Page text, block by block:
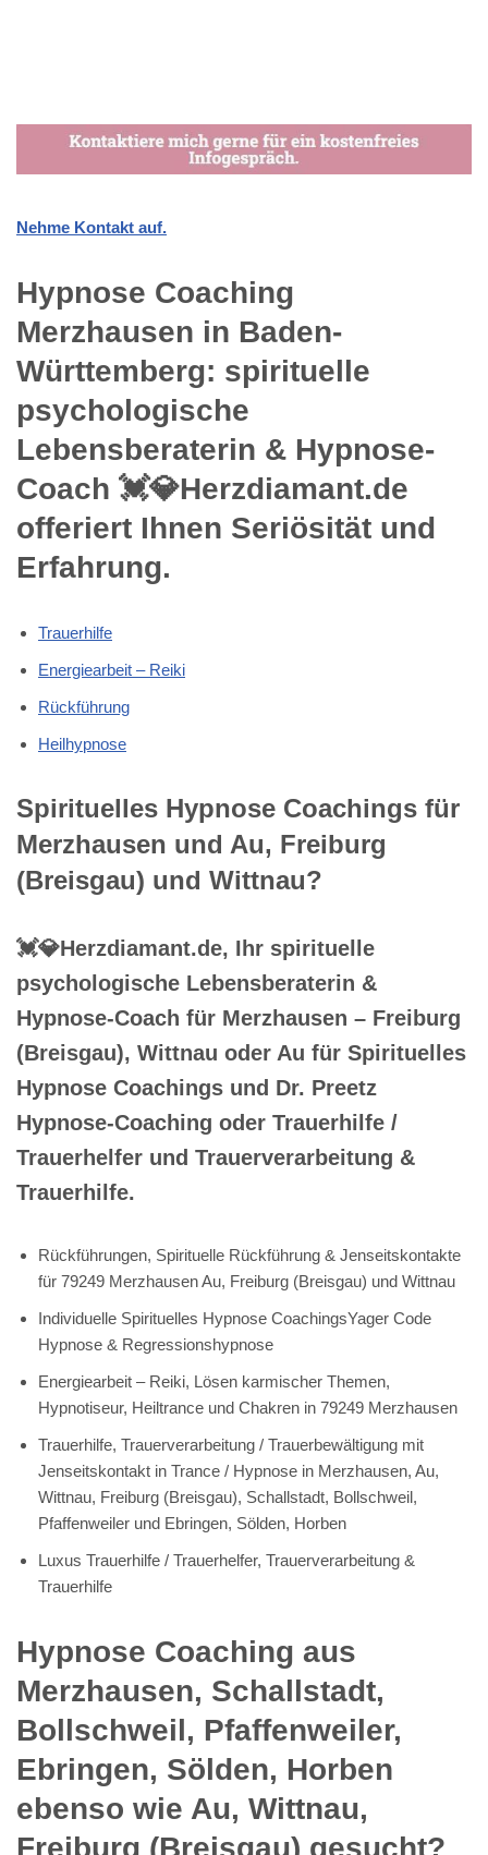
Nehme Kontakt auf.
Hypnose Coaching
Merzhausen in Baden-
Württemberg: spirituelle
psychologische
Lebensberaterin & Hypnose-
Coach 💓️💎Herzdiamant.de
offeriert Ihnen Seriösität und
Erfahrung.
Trauerhilfe
Energiearbeit – Reiki
Rückführung
Heilhypnose
Spirituelles Hypnose Coachings für
Merzhausen und Au, Freiburg
(Breisgau) und Wittnau?
💓️💎Herzdiamant.de, Ihr spirituelle
psychologische Lebensberaterin &
Hypnose-Coach für Merzhausen – Freiburg
(Breisgau), Wittnau oder Au für Spirituelles
Hypnose Coachings und Dr. Preetz
Hypnose-Coaching oder Trauerhilfe /
Trauerhelfer und Trauerverarbeitung &
Trauerhilfe.
Rückführungen, Spirituelle Rückführung & Jenseitskontakte
für 79249 Merzhausen Au, Freiburg (Breisgau) und Wittnau
Individuelle Spirituelles Hypnose CoachingsYager Code
Hypnose & Regressionshypnose
Energiearbeit – Reiki, Lösen karmischer Themen,
Hypnotiseur, Heiltrance und Chakren in 79249 Merzhausen
Trauerhilfe, Trauerverarbeitung / Trauerbewältigung mit
Jenseitskontakt in Trance / Hypnose in Merzhausen, Au,
Wittnau, Freiburg (Breisgau), Schallstadt, Bollschweil,
Pfaffenweiler und Ebringen, Sölden, Horben
Luxus Trauerhilfe / Trauerhelfer, Trauerverarbeitung &
Trauerhilfe
Hypnose Coaching aus
Merzhausen, Schallstadt,
Bollschweil, Pfaffenweiler,
Ebringen, Sölden, Horben
ebenso wie Au, Wittnau,